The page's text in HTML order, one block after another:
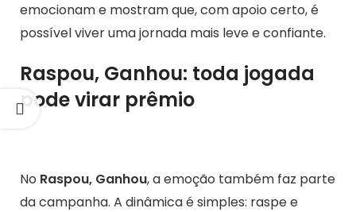
emocionam e mostram que, com apoio certo, é
possível viver uma jornada mais leve e confiante.
Raspou, Ganhou: toda jogada
pode virar prêmio
No Raspou, Ganhou, a emoção também faz parte
da campanha. A dinâmica é simples: raspe e